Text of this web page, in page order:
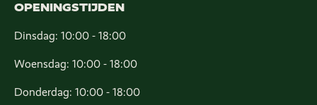
OPENINGSTIJDEN
Dinsdag: 10:00 - 18:00
Woensdag: 10:00 - 18:00
Donderdag: 10:00 - 18:00